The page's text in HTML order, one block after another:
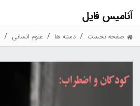
آنامیس فایل
صفحه نخست دسته ها علوم انسانی